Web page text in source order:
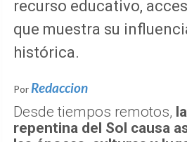
recurso educativo,
que muestra su
histórica.
Por Redaccion
Desde tiempos remotos,
repentina del Sol causa